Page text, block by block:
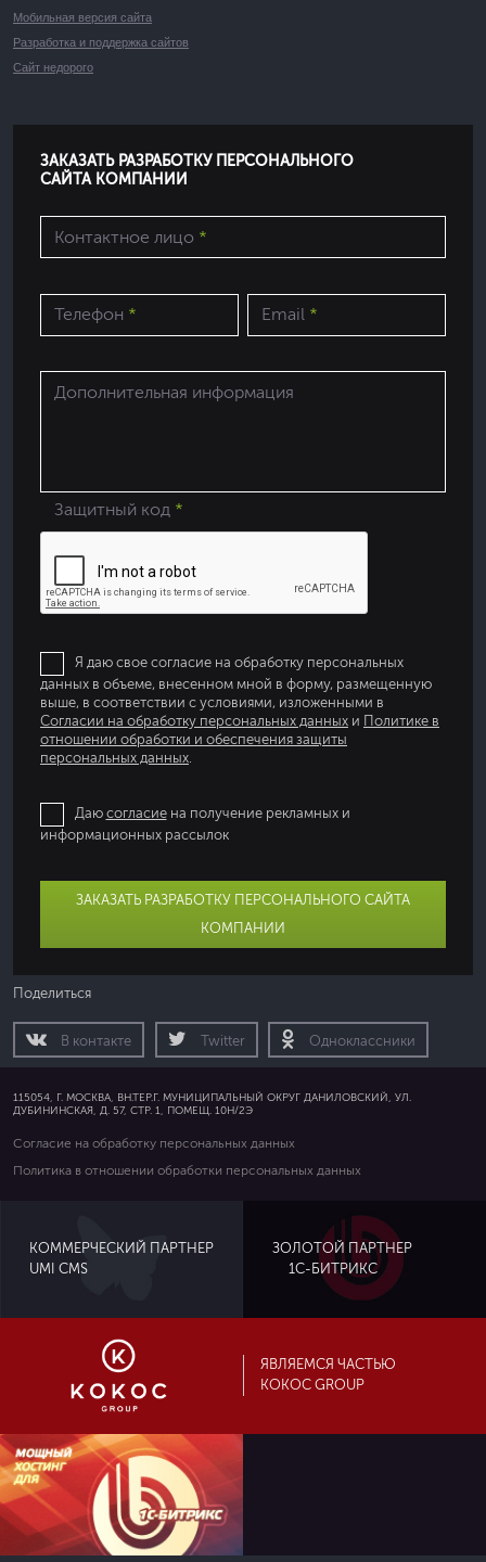
Мобильная версия сайта
Разработка и поддержка сайтов
Сайт недорого
ЗАКАЗАТЬ РАЗРАБОТКУ ПЕРСОНАЛЬНОГО
САЙТА КОМПАНИИ
Контактное лицо *
Телефон * Email *
Дополнительная информация
Защитный код *
Я даю свое согласие на обработку персональных
данных в объеме, внесенном мной в форму, размещенную
выше, в соответствии с условиями, изложенными в
Согласии на обработку персональных данных и Политике в
отношении обработки и обеспечения защиты
персональных данных
Даю согласиена получение рекламных и
информационных рассылок
ЗАКАЗАТЬ РАЗРАБОТКУ ПЕРСОНАЛЬНОГО САЙТА
КОМПАНИИ
Поделиться
В контакте Twitter Одноклассники
115054, Г. МОСКВА, ВН.ТЕР.Г. МУНИЦИПАЛЬНЫЙ ОКРУГ ДАНИЛОВСКИЙ, УЛ.
ДУБИНИНСКАЯ, Д. 57, СТР. 1, ПОМЕЩ. 10Н/2Э
Согласие на обработку персональных данных
Политика в отношении обработки персональных данных
КОММЕРЧЕСКИЙ ПАРТНЕР
UMI CMS
ЗОЛОТОЙ ПАРТНЕР
1С-БИТРИКС
ЯВЛЯЕМСЯ ЧАСТЬЮ
KOKOC GROUP